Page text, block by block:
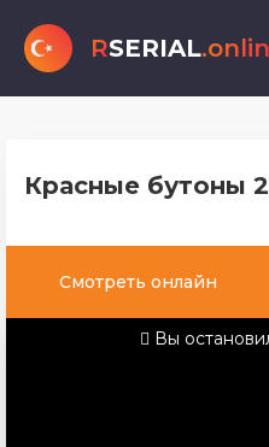
RSERIAL
Красные бутоны
Смотреть онлайн
Вы